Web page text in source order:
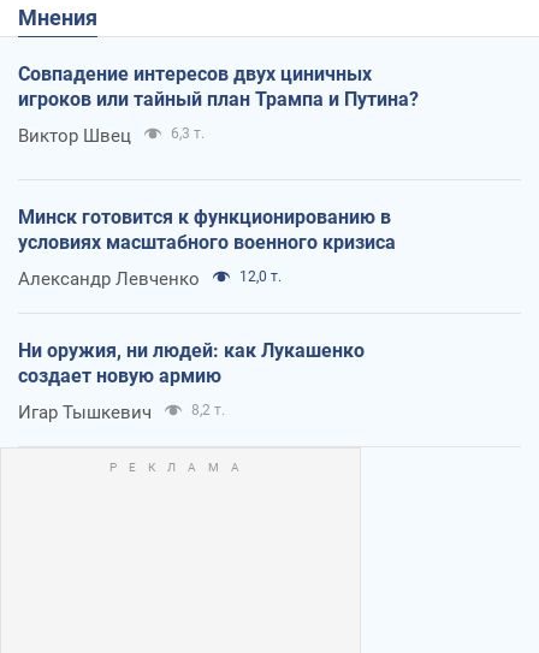
Мнения
Совпадение интересов двух циничных
игроков или тайный план Трампа и Путина?
Виктор Швец 6,3 т.
Минск готовится к функционированию в
условиях масштабного военного кризиса
Александр Левченко 12,0 т.
Ни оружия, ни людей: как Лукашенко
создает новую армию
Игар Тышкевич 8,2 т.